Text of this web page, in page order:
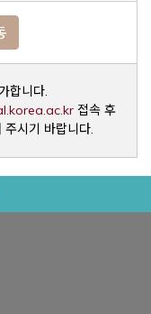
합니다.
Opens a
접속 후
시기 바랍니다.